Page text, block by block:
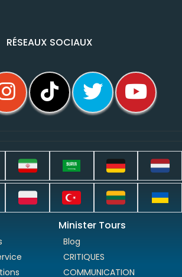
RÉSEAUX SOCIAUX
Minister Tours
Blog
CRITIQUES
COMMUNICATION